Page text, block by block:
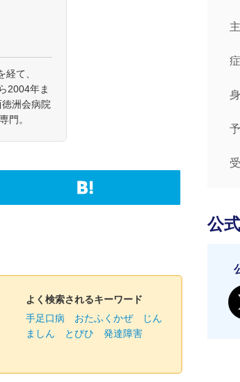
て、
2004年ま
洲会病院
門。
よく検索されるキーワード
手足口病
おたふくかぜ
じん
ましん
とびひ 発達障害
公